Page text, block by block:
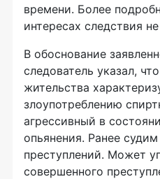
времени. Более
интересах следствия
В обоснование
следователь указал,
жительства
злоупотреблению
агрессивный в
опьянения. Ранее
преступлений. Может
совершенного